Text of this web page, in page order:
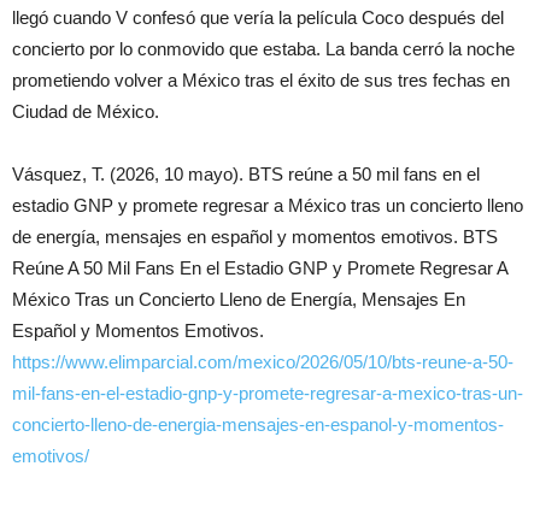
llegó cuando V confesó que vería la película Coco después del
concierto por lo conmovido que estaba. La banda cerró la noche
prometiendo volver a México tras el éxito de sus tres fechas en
Ciudad de México.
Vásquez, T. (2026, 10 mayo). BTS reúne a 50 mil fans en el
estadio GNP y promete regresar a México tras un concierto lleno
de energía, mensajes en español y momentos emotivos. BTS
Reúne A 50 Mil Fans En el Estadio GNP y Promete Regresar A
México Tras un Concierto Lleno de Energía, Mensajes En
Español y Momentos Emotivos.
https://www.elimparcial.com/mexico/2026/05/10/bts-reune-a-50-
mil-fans-en-el-estadio-gnp-y-promete-regresar-a-mexico-tras-un-
concierto-lleno-de-energia-mensajes-en-espanol-y-momentos-
emotivos/